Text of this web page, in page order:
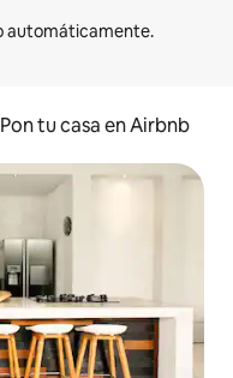
Pon tu casa en Airbnb